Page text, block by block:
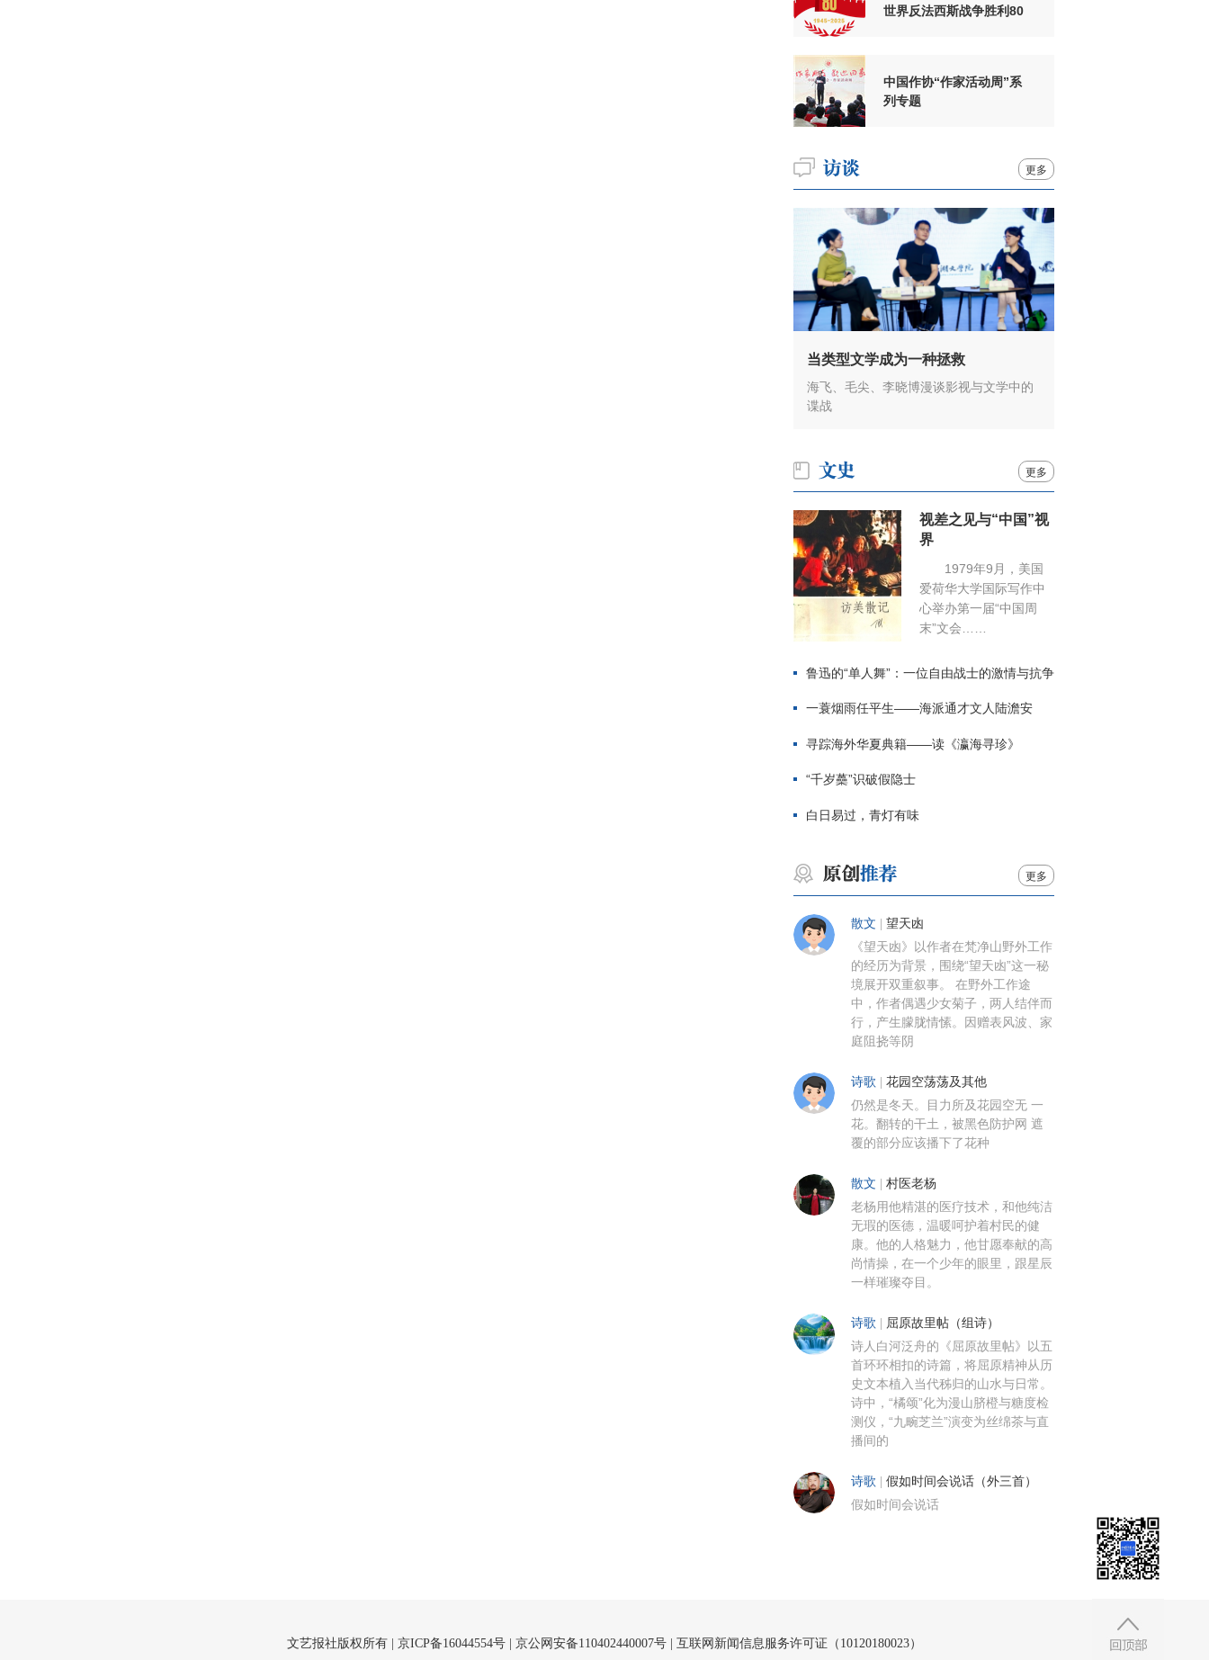
世界反法西斯战争胜利80
中国作协“作家活动周”系
列专题
更多
当类型文学成为一种拯救
海飞、毛尖、李晓博漫谈影视与文学中的
谍战
更多
视差之见与“中国”视
界
1979年9月，美国
爱荷华大学国际写作中
心举办第一届“中国周
末”文会……
鲁迅的“单人舞”：一位自由战士的激情与抗争
一蓑烟雨任平生——海派通才文人陆澹安
寻踪海外华夏典籍——读《瀛海寻珍》
“千岁蘽”识破假隐士
白日易过，青灯有味
更多
散文 望天凼
《望天凼》以作者在梵净山野外工作
的经历为背景，围绕“望天凼”这一秘
境展开双重叙事。 在野外工作途
中，作者偶遇少女菊子，两人结伴而
行，产生朦胧情愫。因赠表风波、家
庭阻挠等阴
诗歌 花园空荡荡及其他
仍然是冬天。目力所及花园空无 一
花。翻转的干土，被黑色防护网 遮
覆的部分应该播下了花种
散文 村医老杨
老杨用他精湛的医疗技术，和他纯洁
无瑕的医德，温暖呵护着村民的健
康。他的人格魅力，他甘愿奉献的高
尚情操，在一个少年的眼里，跟星辰
一样璀璨夺目。
诗歌 屈原故里帖（组诗）
诗人白河泛舟的《屈原故里帖》以五
首环环相扣的诗篇，将屈原精神从历
史文本植入当代秭归的山水与日常。
诗中，“橘颂”化为漫山脐橙与糖度检
测仪，“九畹芝兰”演变为丝绵茶与直
播间的
诗歌 假如时间会说话（外三首）
假如时间会说话
文艺报社版权所有 | 京ICP备16044554号 | 京公网安备110402440007号 | 互联网新闻信息服务许可证（10120180023）